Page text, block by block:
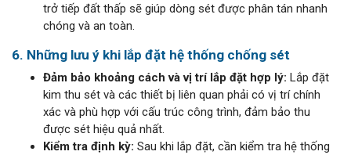
trở tiếp đất thấp sẽ giúp dòng sét được phân tán nhanh
chóng và an toàn.
6. Những lưu ý khi lắp đặt hệ thống chống sét
Đảm bảo khoảng cách và vị trí lắp đặt hợp lý: Lắp đặt
kim thu sét và các thiết bị liên quan phải có vị trí chính
xác và phù hợp với cấu trúc công trình, đảm bảo thu
được sét hiệu quả nhất.
Kiểm tra định kỳ: Sau khi lắp đặt, cần kiểm tra hệ thống